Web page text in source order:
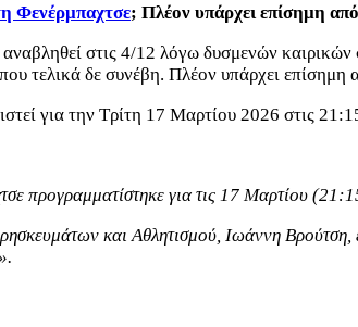
Φενέρμπαχτσε; Πλέον υπάρχει επίσημη
αναβληθεί στις 4/12 λόγω δυσμενών
τελικά δε συνέβη. Πλέον υπάρχει
για την Τρίτη 17 Μαρτίου 2026 στις
προγραμματίστηκε για τις 17 Μαρτίου
και Αθλητισμού, Ιωάννη Βρούτση,